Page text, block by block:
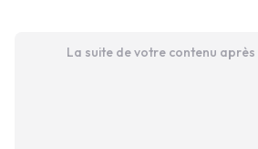
La suite de votre contenu